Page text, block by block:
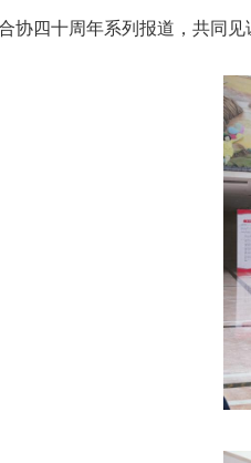
四十周年系列报道，共同见